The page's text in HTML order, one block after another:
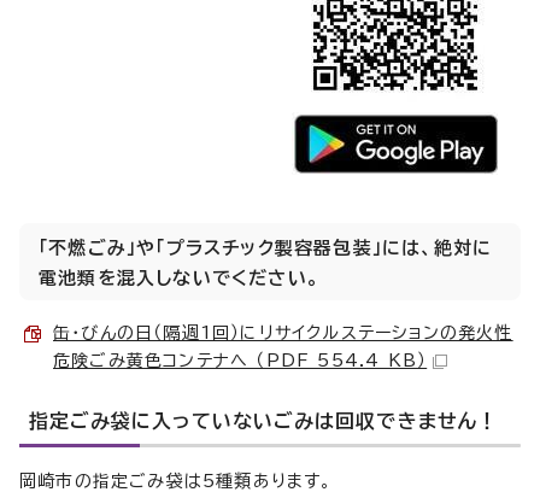
「不燃ごみ」や「プラスチック製容器包装」には、絶対に
電池類を混入しないでください。
缶・びんの日（隔週1回）にリサイクルステーションの発火性
危険ごみ黄色コンテナへ （PDF 554.4 KB）
指定ごみ袋に入っていないごみは回収できません！
岡崎市の指定ごみ袋は5種類あります。